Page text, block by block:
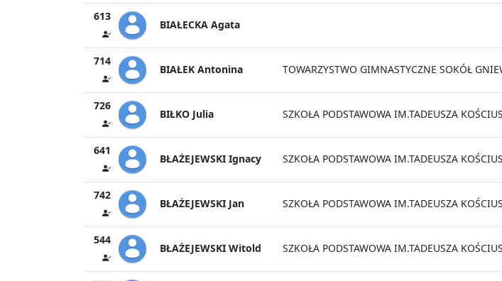
613
BIAŁECKA Agata
714
BIAŁEK Antonina TOWARZYSTWO GIMNASTYCZNE SOKÓŁ
726
BIŁKO Julia SZKOŁA PODSTAWOWA IM.TADEUSZA
641
BŁAŻEJEWSKI Ignacy SZKOŁA PODSTAWOWA IM.TADEUSZA
742
BŁAŻEJEWSKI Jan SZKOŁA PODSTAWOWA IM.TADEUSZA
544
BŁAŻEJEWSKI Witold SZKOŁA PODSTAWOWA IM.TADEUSZA